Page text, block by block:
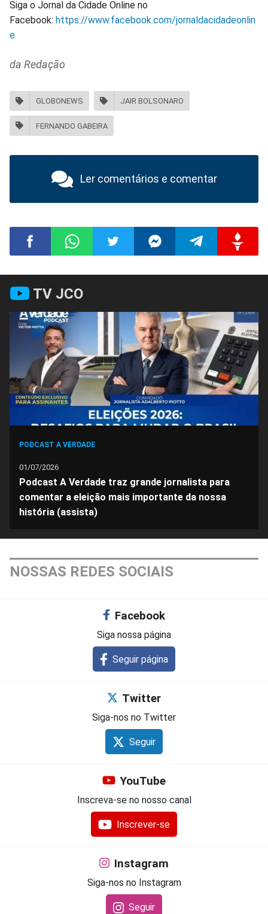
Siga o Jornal da Cidade Online no
Facebook: https://www.facebook.com/jornaldacidadeonlin
e
da Redação
GLOBONEWS JAIR BOLSONARO
FERNANDO GABEIRA
Ler comentários e comentar
Compartilhar
no
Facebook
no
Whatsapp
no
Twitter
no
Messenger
no
Telegram
no
Gettr
TV JCO
PODCAST A VERDADE
01/07/2026
Podcast A Verdade traz grande jornalista para
comentar a eleição mais importante da nossa
história (assista)
NOSSAS REDES SOCIAIS
Facebook
Siga nossa página
Seguir página
Twitter
Siga-nos no Twitter
Seguir
YouTube
Inscreva-se no nosso canal
Inscrever-se
Instagram
Siga-nos no Instagram
Seguir